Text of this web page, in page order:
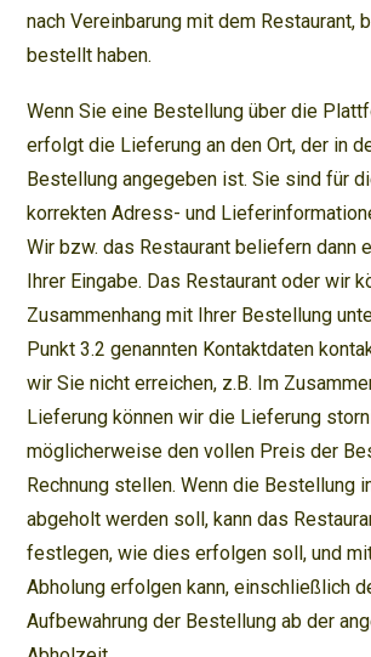
nach Vereinbarung mit dem Restaurant,
bestellt haben.
Wenn Sie eine Bestellung über die
erfolgt die Lieferung an den Ort, der in
Bestellung angegeben ist. Sie sind für
korrekten Adress- und
Wir bzw. das Restaurant beliefern dann
Ihrer Eingabe. Das Restaurant oder wir
Zusammenhang mit Ihrer Bestellung
Punkt 3.2 genannten Kontaktdaten
wir Sie nicht erreichen, z.B. Im
Lieferung können wir die Lieferung
möglicherweise den vollen Preis der
Rechnung stellen. Wenn die Bestellung
abgeholt werden soll, kann das
festlegen, wie dies erfolgen soll, und
Abholung erfolgen kann, einschließlich
Aufbewahrung der Bestellung ab der